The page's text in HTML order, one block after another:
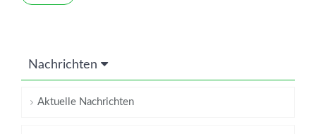
Nachrichten
Aktuelle Nachrichten